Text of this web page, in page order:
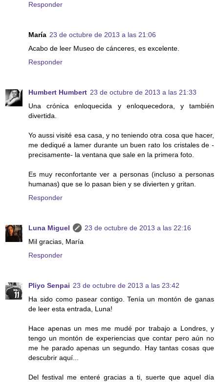
Responder
María 23 de octubre de 2013 a las 21:06
Acabo de leer Museo de cánceres, es excelente.
Responder
Humbert Humbert 23 de octubre de 2013 a las 21:33
Una crónica enloquecida y enloquecedora, y también
divertida.
Yo aussi visité esa casa, y no teniendo otra cosa que hacer,
me dediqué a lamer durante un buen rato los cristales de -
precisamente- la ventana que sale en la primera foto.
Es muy reconfortante ver a personas (incluso a personas
humanas) que se lo pasan bien y se divierten y gritan.
Responder
Luna Miguel
23 de octubre de 2013 a las 22:16
Mil gracias, María
Responder
Pliyo Senpai 23 de octubre de 2013 a las 23:42
Ha sido como pasear contigo. Tenía un montón de ganas
de leer esta entrada, Luna!
Hace apenas un mes me mudé por trabajo a Londres, y
tengo un montón de experiencias que contar pero aún no
me he parado apenas un segundo. Hay tantas cosas que
descubrir aquí...
Del festival me enteré gracias a ti, suerte que aquel día